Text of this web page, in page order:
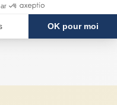
OK pour moi